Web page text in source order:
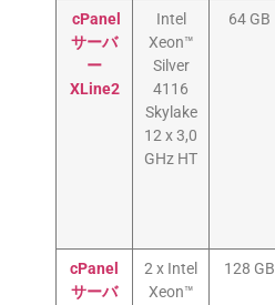
cPanel
サーバ
ー
XLine2
Intel
Xeon™
Silver
4116
Skylake
12 x 3,0
GHz HT
64 GB
cPanel
サーバ
2 x Intel
Xeon™
128 GB